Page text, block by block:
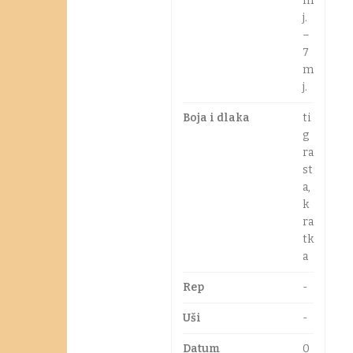
j.
–
7
m
j.
Boja i dlaka
ti
g
ra
st
a,
k
ra
tk
a
Rep -
Uši -
Datum
0